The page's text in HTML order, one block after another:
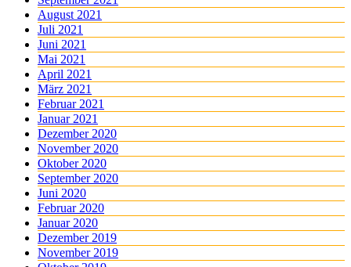
August 2021
Juli 2021
Juni 2021
Mai 2021
April 2021
März 2021
Februar 2021
Januar 2021
Dezember 2020
November 2020
Oktober 2020
September 2020
Juni 2020
Februar 2020
Januar 2020
Dezember 2019
November 2019